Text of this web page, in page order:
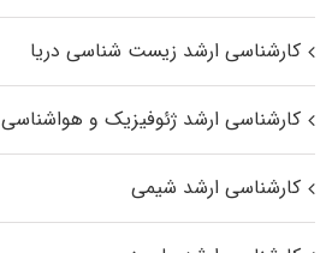
کارشناسی ارشد زیست‌ شناسی دریا
کارشناسی ارشد ژئوفیزیک و هواشناسی
کارشناسی ارشد شیمی